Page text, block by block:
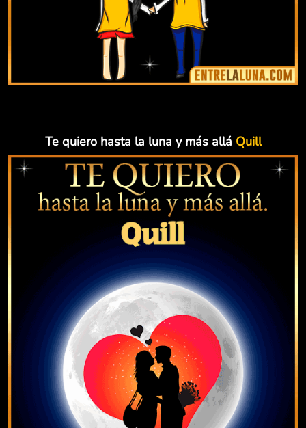
Te quiero hasta la luna y más allá Quill